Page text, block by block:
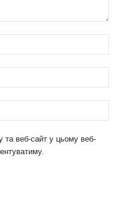
та веб-сайт у цьому веб-